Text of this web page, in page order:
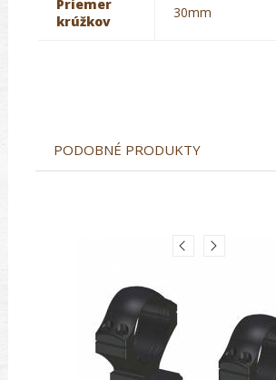
Priemer
krúžkov
30mm
PODOBNÉ PRODUKTY